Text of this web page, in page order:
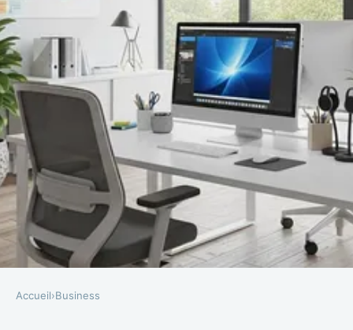
Accueil›Business